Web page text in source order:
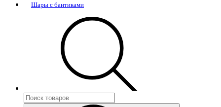
Шары с бантиками